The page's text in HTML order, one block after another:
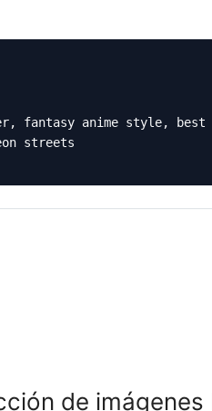
fantasy anime style,
streets
de imágenes